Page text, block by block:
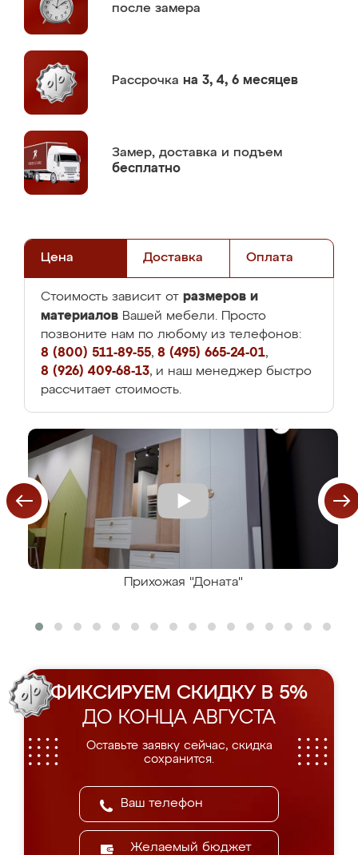
после замера
Рассрочка на 3, 4, 6 месяцев
Замер, доставка и подъем
бесплатно
Цена Доставка Оплата
Стоимость зависит от размеров и
материалов Вашей мебели. Просто
позвоните нам по любому из телефонов:
8 (800) 511-89-55, 8 (495) 665-24-01,
8 (926) 409-68-13, и наш менеджер быстро
рассчитает стоимость.
Прихожая "Доната"
ФИКСИРУЕМ СКИДКУ В 5%
ДО КОНЦА АВГУСТА
Оставьте заявку сейчас, скидка
сохранится.
Желаемый бюджет